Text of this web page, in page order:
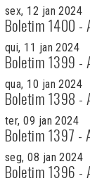
sex, 12 jan 2024
Boletim 1400 -
qui, 11 jan 2024
Boletim 1399 -
qua, 10 jan 2024
Boletim 1398 -
ter, 09 jan 2024
Boletim 1397 -
seg, 08 jan 2024
Boletim 1396 -